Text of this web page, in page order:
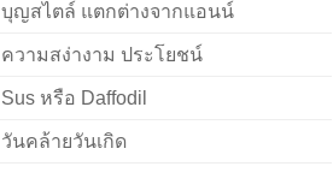
บุญสไตล์ แตกต่างจากแอนน์
ความสง่างาม ประโยชน์
Sus หรือ Daffodil
วันคล้ายวันเกิด